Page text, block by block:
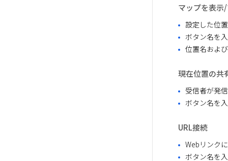
マップを表示
設定した位
ボタン名を
位置名およ
現在位置の共
受信者が発
ボタン名を
URL接続
Webリンク
ボタン名を